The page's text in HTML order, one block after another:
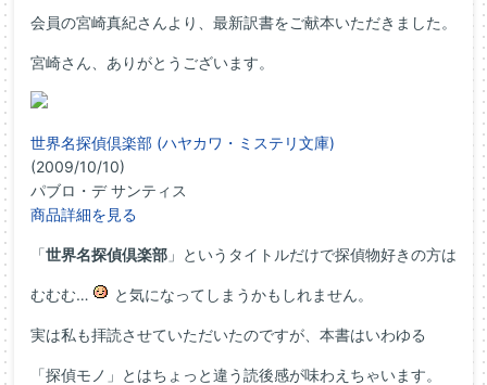
会員の宮崎真紀さんより、最新訳書をご献本いただきました。
宮崎さん、ありがとうございます。
世界名探偵倶楽部 (ハヤカワ・ミステリ文庫)
(2009/10/10)
パブロ・デ サンティス
商品詳細を見る
「世界名探偵倶楽部 」というタイトルだけで探偵物好きの方は
むむむ… と気になってしまうかもしれません。
実は私も拝読させていただいたのですが、本書はいわゆる
「探偵モノ」とはちょっと違う読後感が味わえちゃいます。